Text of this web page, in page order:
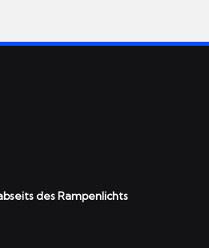
des Rampenlichts